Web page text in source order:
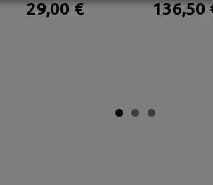
29,00 € 136,50